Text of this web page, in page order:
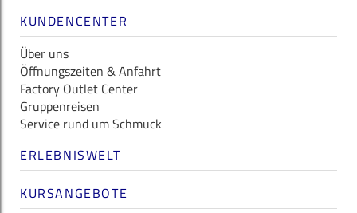
KUNDENCENTER
Über uns
Öffnungszeiten & Anfahrt
Factory Outlet Center
Gruppenreisen
Service rund um Schmuck
ERLEBNISWELT
KURSANGEBOTE